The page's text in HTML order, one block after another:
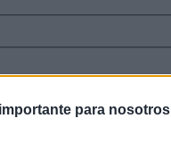
para nosotros